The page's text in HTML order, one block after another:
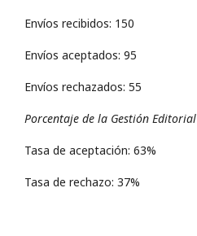
Envíos recibidos: 150
Envíos aceptados: 95
Envíos rechazados: 55
Porcentaje de la Gestión Editorial
Tasa de aceptación: 63%
Tasa de rechazo: 37%